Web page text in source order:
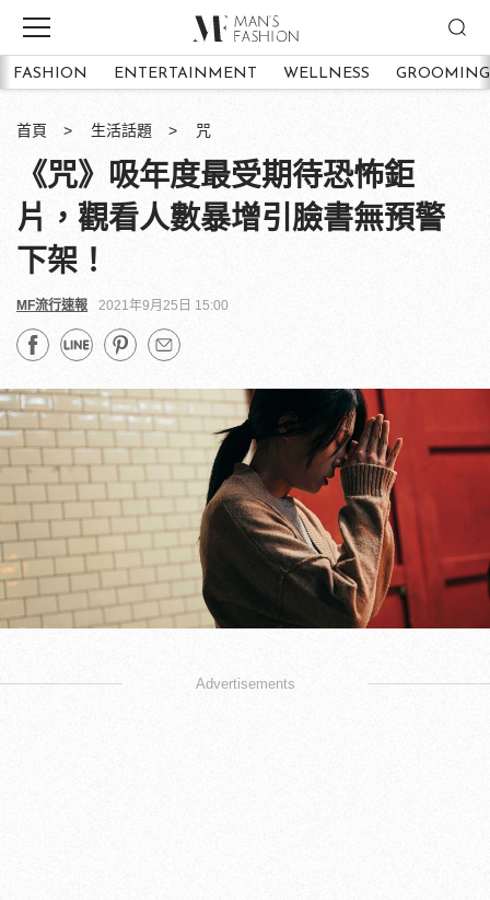
FASHION ENTERTAINMENT WELLNESS GROOMING
首頁 生活話題 咒
《咒》吸年度最受期待恐怖鉅
片，觀看人數暴增引臉書無預警
下架！
MF流行速報 2021年9月25日 15:00
Advertisements